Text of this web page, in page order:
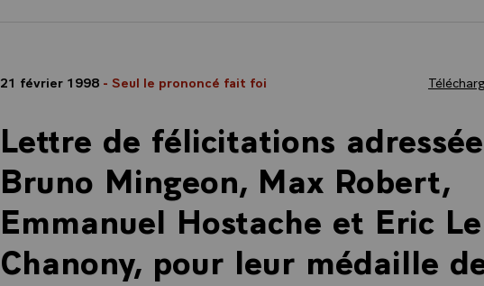
21 février 1998 - Seul le prononcé fait foi
Lettre de félicitations
Bruno Mingeon, Max Robert,
Emmanuel Hostache et Eric Le
Chanony, pour leur médaille